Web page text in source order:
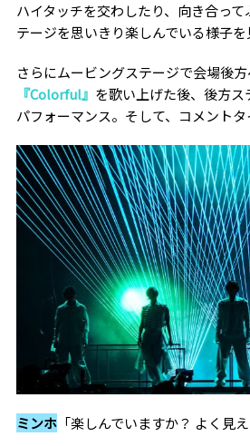
ハイタッチを交わしたり、向き合っ
テージを思いきり楽しんでいる様子
さらにムービングステージで会場後
『Colorful』 を歌い上げた後、後方ス
パフォーマンス。そして、コメント
ミンホ「楽しんでいますか？ よく見え